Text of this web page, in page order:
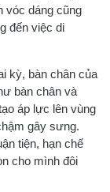
vóc dáng cũng
đến việc di
kỳ, bàn chân của
bàn chân và
áp lực lên vùng
gây sưng.
tiện, hạn chế
cho mình đôi